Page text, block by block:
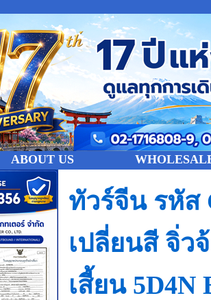
ABOUT US
ทัวร์จีน รหัส
เปลี่ยนสี จิ่ว
เสี้ยน 5D4N